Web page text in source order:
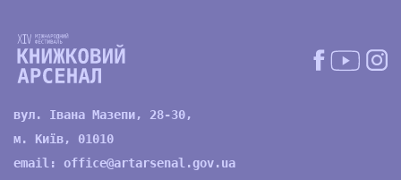
вул. Івана Мазепи, 28-30,
м. Київ, 01010
email: office@artarsenal.gov.ua